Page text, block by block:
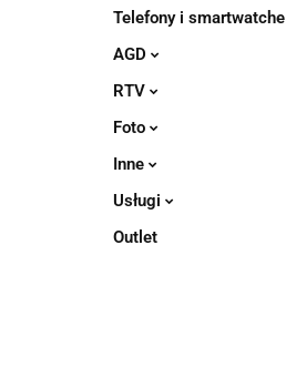
Telefony i smartwatche
AGD
RTV
Foto
Inne
Usługi
Outlet